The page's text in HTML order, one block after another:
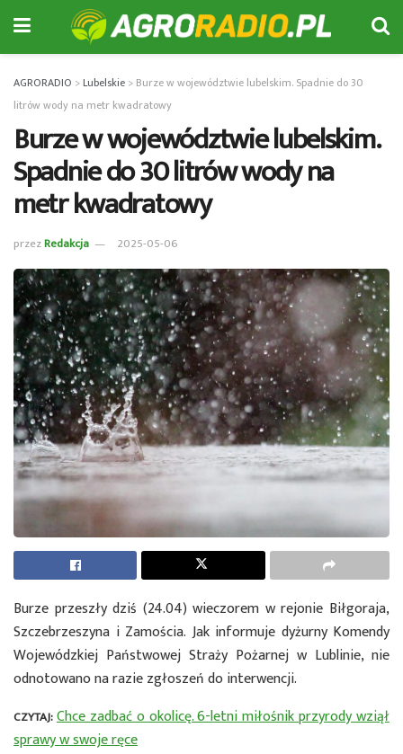
AGRORADIO >Lubelskie > Burze w województwie lubelskim. Spadnie do 30
litrów wody na metr kwadratowy
Burze w województwie lubelskim.
Spadnie do 30 litrów wody na
metr kwadratowy
przezRedakcja 2025-05-06
Burze przeszły dziś (24.04) wieczorem w rejonie Biłgoraja,
Szczebrzeszyna i Zamościa. Jak informuje dyżurny Komendy
Wojewódzkiej Państwowej Straży Pożarnej w Lublinie, nie
odnotowano na razie zgłoszeń do interwencji.
CZYTAJ:Chce zadbać o okolicę. 6-letni miłośnik przyrody wziął
sprawy w swoje ręce